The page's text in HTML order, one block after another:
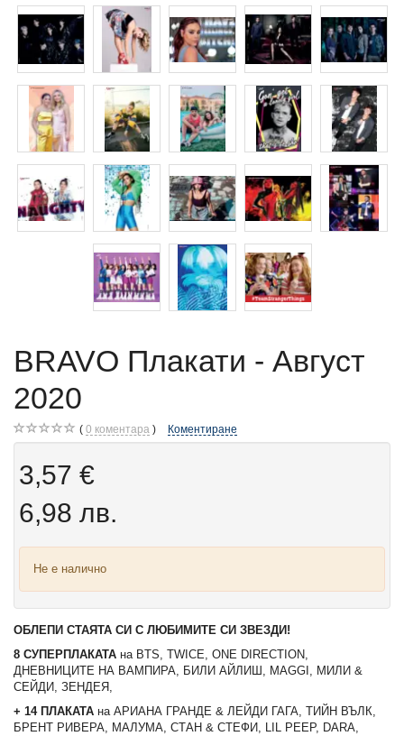
BRAVO Плакати - Август
2020
0 коментара Коментиране
3,57 €
6,98 лв.
Не е налично
ОБЛЕПИ СТАЯТА СИ С ЛЮБИМИТЕ СИ ЗВЕЗДИ!
8 СУПЕРПЛАКАТА на BTS, TWICE, ONE DIRECTION,
ДНЕВНИЦИТЕ НА ВАМПИРА, БИЛИ АЙЛИШ, MAGGI, МИЛИ &
СЕЙДИ, ЗЕНДЕЯ,
+ 14 ПЛАКАТА на АРИАНА ГРАНДЕ & ЛЕЙДИ ГАГА, ТИЙН ВЪЛК,
БРЕНТ РИВЕРА, МАЛУМА, СТАН & СТЕФИ, LIL PEEP, DARA,